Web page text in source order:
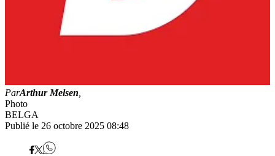
ParArthur Melsen
Photo
BELGA
Publié le 26 octobre 2025 08:48